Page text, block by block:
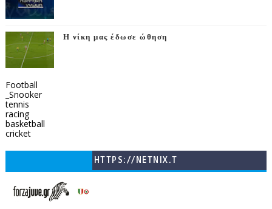
Η νίκη μας έδωσε ώθηση
Football
_Snooker
tennis
racing
basketball
cricket
HTTPS://NETNIX.T